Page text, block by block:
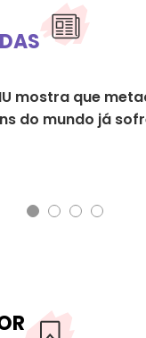
mostra que
do mundo já